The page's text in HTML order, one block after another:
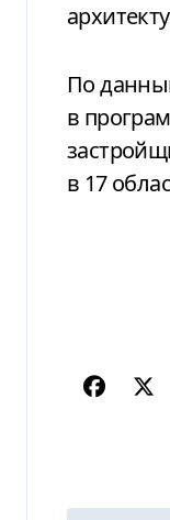
По
в
в 17